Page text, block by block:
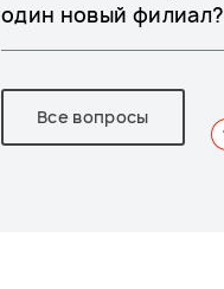
один новый филиал?
Все вопросы